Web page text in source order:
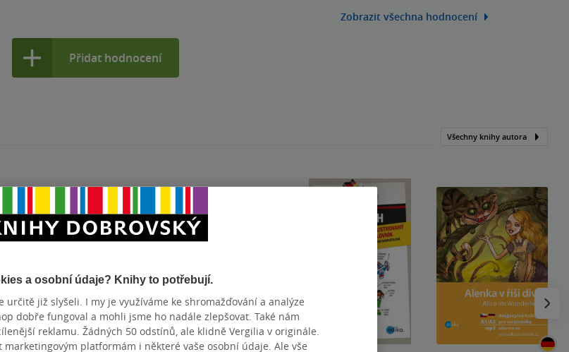
Zobrazit všechna hodnocení
Přidat hodnocení
Všechny knihy autora
a osobní údaje? Knihy to potřebují.
určitě již slyšeli. I my je využíváme ke shromažďování a analýze
dobře fungoval a mohli jsme ho nadále zlepšovat. Také nám
reklamu. Žádných 50 odstínů, ale klidně Vergilia v originále.
marketingovým platformám i některé vaše osobní údaje. Ale vše